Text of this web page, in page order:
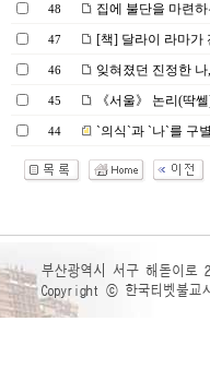
48 집에 불단을 마련
47 [책] 달라이 라마가
46 잊혀졌던 진정한
45 《서울》 논리(딱
44 `의식`과 `나`를 구